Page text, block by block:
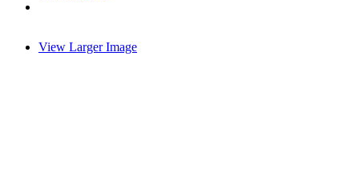
View Larger Image